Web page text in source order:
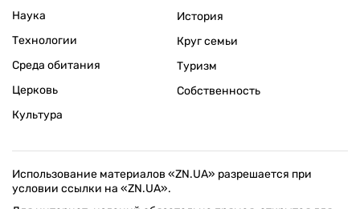
Наука
Технологии
Среда обитания
Церковь
Культура
История
Круг семьи
Туризм
Собственность
Использование материалов «ZN.UA» разрешается при
условии ссылки на «ZN.UA».